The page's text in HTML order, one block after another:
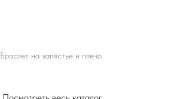
Браслет на запястье и плечо